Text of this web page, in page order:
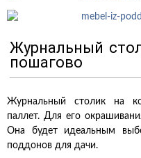
Журнальный
пошагово
Журнальный столик на
паллет. Для его
Она будет идеальным
поддонов для дачи.